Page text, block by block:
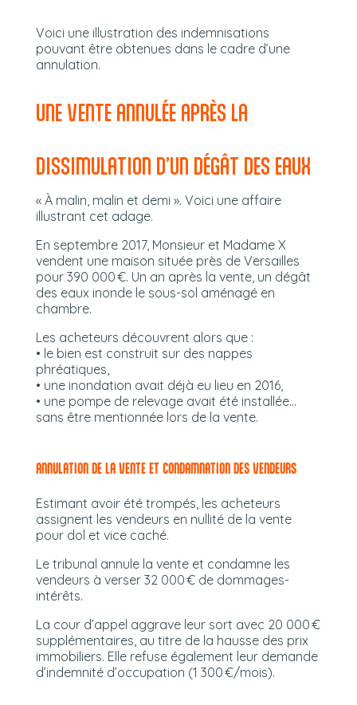
Voici une illustration des indemnisations
pouvant être obtenues dans le cadre d’une
annulation.
UNE VENTE ANNULÉE APRÈS LA
DISSIMULATION D’UN DÉGÂT DES EAUX
« À malin, malin et demi ». Voici une affaire
illustrant cet adage.
En septembre 2017, Monsieur et Madame X
vendent une maison située près de Versailles
pour 390 000 €. Un an après la vente, un dégât
des eaux inonde le sous-sol aménagé en
chambre.
Les acheteurs découvrent alors que :
• le bien est construit sur des nappes
phréatiques,
• une inondation avait déjà eu lieu en 2016,
• une pompe de relevage avait été installée…
sans être mentionnée lors de la vente.
ANNULATION DE LA VENTE ET CONDAMNATION DES VENDEURS
Estimant avoir été trompés, les acheteurs
assignent les vendeurs en nullité de la vente
pour dol et vice caché.
Le tribunal annule la vente et condamne les
vendeurs à verser 32 000 € de dommages-
intérêts.
La cour d’appel aggrave leur sort avec 20 000 €
supplémentaires, au titre de la hausse des prix
immobiliers. Elle refuse également leur demande
d’indemnité d’occupation (1 300 €/mois).